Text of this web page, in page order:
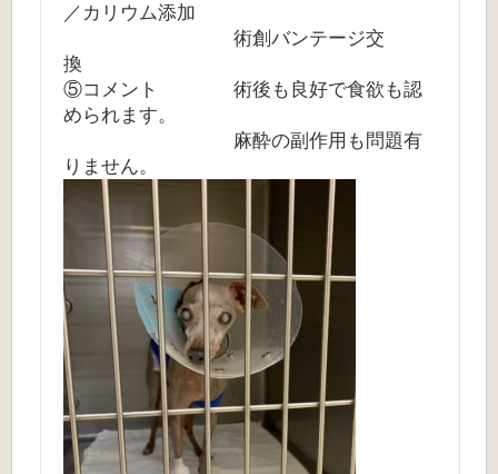
／カリウム添加
術創バンテージ交
換
⑤コメント 術後も良好で食欲も認
められます。
麻酔の副作用も問題有
りません。